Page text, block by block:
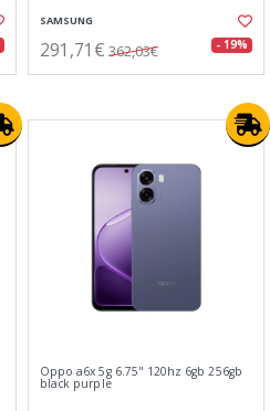
SAMSUNG
291,71€ 362,03€ - 19%
Oppo a6x 5g 6.75" 120hz 6gb 256gb
black purple